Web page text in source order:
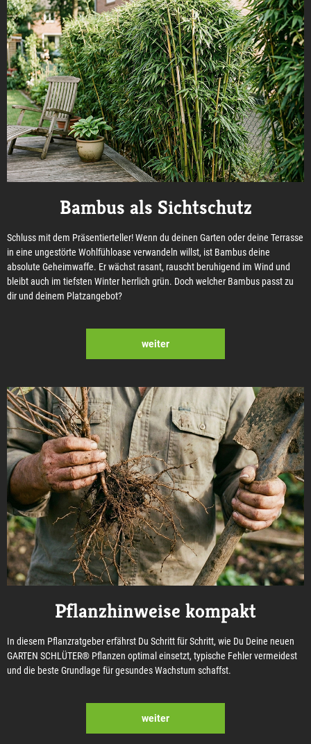
Bambus als Sichtschutz
Schluss mit dem Präsentierteller! Wenn du deinen Garten oder deine Terrasse
in eine ungestörte Wohlfühloase verwandeln willst, ist Bambus deine
absolute Geheimwaffe. Er wächst rasant, rauscht beruhigend im Wind und
bleibt auch im tiefsten Winter herrlich grün. Doch welcher Bambus passt zu
dir und deinem Platzangebot?
weiter
Pflanzhinweise kompakt
In diesem Pflanzratgeber erfährst Du Schritt für Schritt, wie Du Deine neuen
GARTEN SCHLÜTER® Pflanzen optimal einsetzt, typische Fehler vermeidest
und die beste Grundlage für gesundes Wachstum schaffst.
weiter